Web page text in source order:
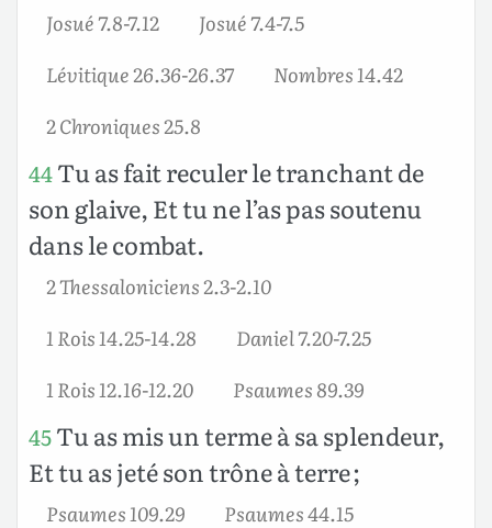
Josué 7.8-7.12
Josué 7.4-7.5
Lévitique 26.36-26.37
Nombres 14.42
2 Chroniques 25.8
44Tu as fait reculer le tranchant de
son glaive, Et tu ne l’as pas soutenu
dans le combat.
2 Thessaloniciens 2.3-2.10
1 Rois 14.25-14.28
Daniel 7.20-7.25
1 Rois 12.16-12.20
Psaumes 89.39
45Tu as mis un terme à sa splendeur,
Et tu as jeté son trône à terre ;
Psaumes 109.29
Psaumes 44.15